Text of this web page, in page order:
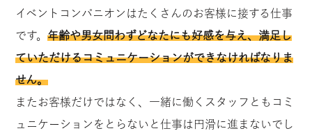
イベントコンパニオンはたくさんのお客様に接する仕事
です。年齢や男女問わずどなたにも好感を与え、満足し
ていただけるコミュニケーションができなければなりま
せん。
またお客様だけではなく、一緒に働くスタッフともコミ
ュニケーションをとらないと仕事は円滑に進まないでし